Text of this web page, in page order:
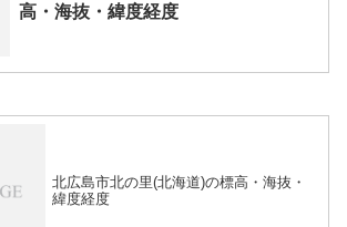
高・海抜・緯度経度
北広島市北の里(北海道)の標高・海抜・
緯度経度